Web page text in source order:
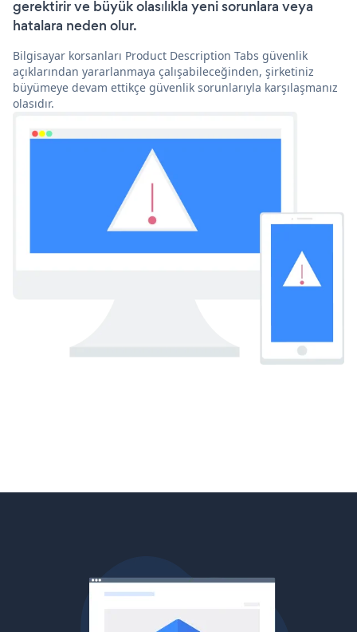
gerektirir ve büyük olasılıkla yeni sorunlara veya
hatalara neden olur.
Bilgisayar korsanları Product Description Tabs güvenlik
açıklarından yararlanmaya çalışabileceğinden, şirketiniz
büyümeye devam ettikçe güvenlik sorunlarıyla karşılaşmanız
olasıdır.